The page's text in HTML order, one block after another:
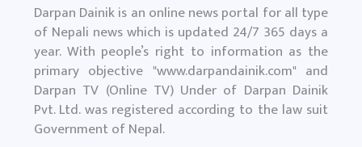
Darpan Dainik is an online news portal for all type
of Nepali news which is updated 24/7 365 days a
year. With people’s right to information as the
primary objective "www.darpandainik.com" and
Darpan TV (Online TV) Under of Darpan Dainik
Pvt. Ltd. was registered according to the law suit
Government of Nepal.